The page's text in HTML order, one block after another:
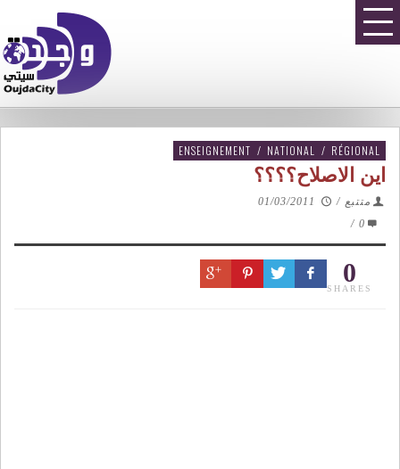
ENSEIGNEMENT / NATIONAL / RÉGIONAL
اين الاصلاح؟؟؟؟
متتبع /
01/03/2011
0
/
0
SHARES